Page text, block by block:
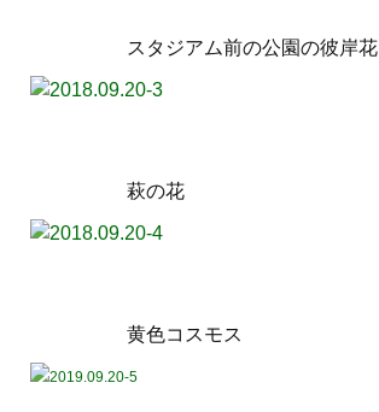
スタジアム前の公園の彼岸花
萩の花
黄色コスモス